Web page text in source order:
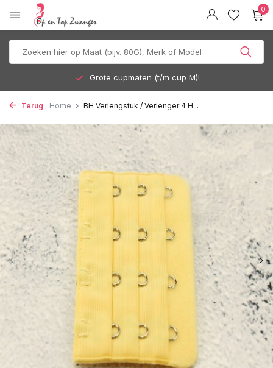
0
Grote cupmaten (t/m cup M)!
Terug Home BH Verlengstuk / Verlenger 4 H...